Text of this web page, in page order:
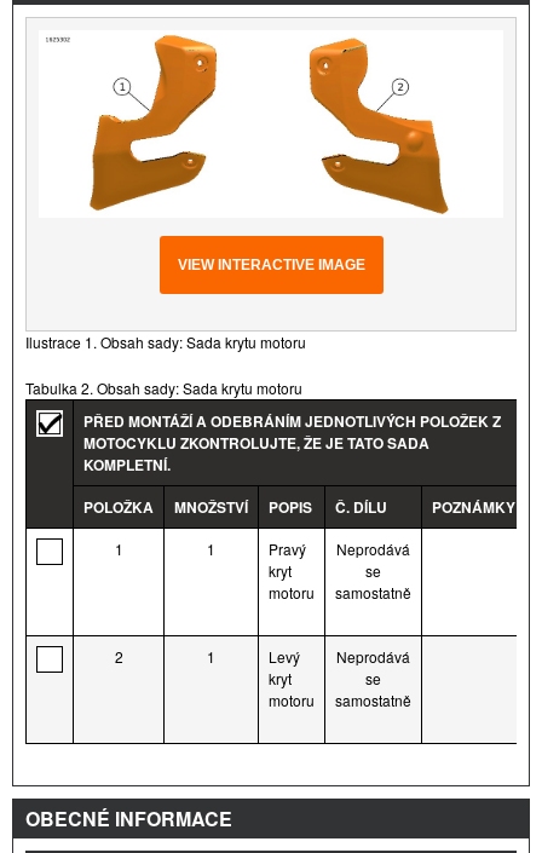
VIEW INTERACTIVE IMAGE
Ilustrace 1. Obsah sady: Sada krytu motoru
Tabulka 2. Obsah sady: Sada krytu motoru
PŘED MONTÁŽÍ A ODEBRÁNÍM JEDNOTLIVÝCH POLOŽEK Z
MOTOCYKLU ZKONTROLUJTE, ŽE JE TATO SADA
KOMPLETNÍ.
POLOŽKA
MNOŽSTVÍ POPIS Č. DÍLU POZNÁMKY
1 1
Pravý
kryt
motoru
Neprodává
se
samostatně
2 1
Levý
kryt
motoru
Neprodává
se
samostatně
OBECNÉ INFORMACE